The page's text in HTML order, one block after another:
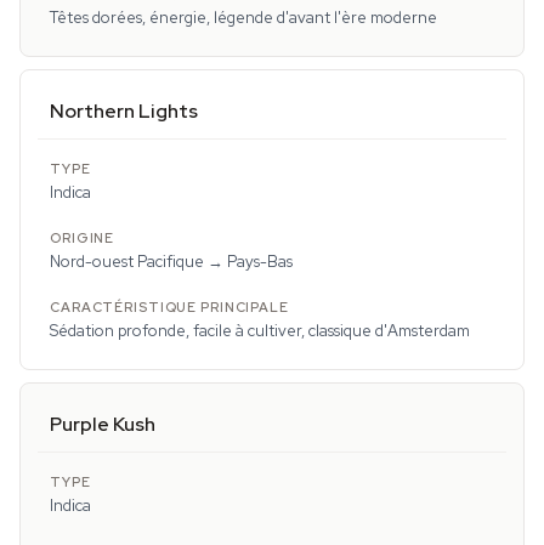
Têtes dorées, énergie, légende d'avant l'ère moderne
Northern Lights
Indica
Nord-ouest Pacifique → Pays-Bas
Sédation profonde, facile à cultiver, classique d'Amsterdam
Purple Kush
Indica